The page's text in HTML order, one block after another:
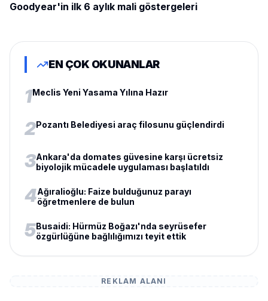
Goodyear'in ilk 6 aylık mali göstergeleri
EN ÇOK OKUNANLAR
1Meclis Yeni Yasama Yılına Hazır
2Pozantı Belediyesi araç filosunu güçlendirdi
3Ankara'da domates güvesine karşı ücretsiz
biyolojik mücadele uygulaması başlatıldı
4Ağıralioğlu: Faize bulduğunuz parayı
öğretmenlere de bulun
5Busaidi: Hürmüz Boğazı'nda seyrüsefer
özgürlüğüne bağlılığımızı teyit ettik
REKLAM ALANI